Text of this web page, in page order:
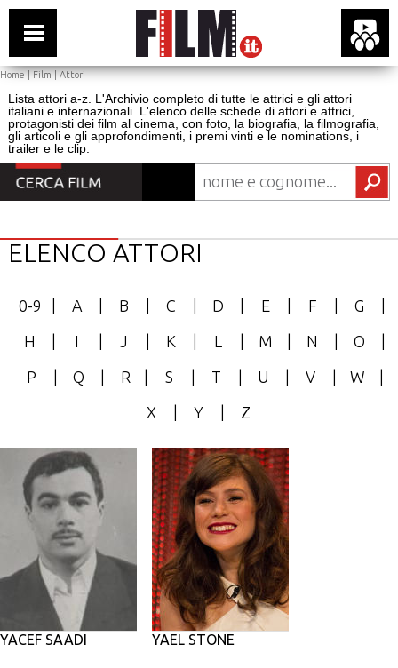
Home|Film|Attori
Lista attori a-z. L'Archivio completo di tutte le attrici e gli attori
italiani e internazionali. L'elenco delle schede di attori e attrici,
protagonisti dei film al cinema, con foto, la biografia, la filmografia,
gli articoli e gli approfondimenti, i premi vinti e le nominations, i
trailer e le clip.
ELENCO ATTORI
0-9 A B C D E F G
H
I J K L M N O
P
Q R S T U V W
X
Y Z
YACEF SAADI YAEL STONE